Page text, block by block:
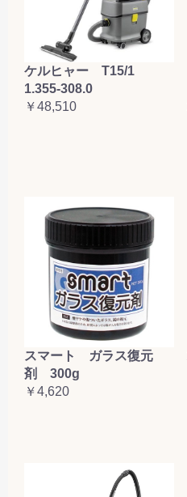
ケルヒャー T15/1
1.355-308.0
￥48,510
スマート ガラス復元
剤 300g
￥4,620